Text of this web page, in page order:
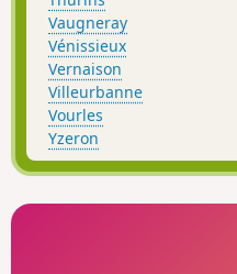
Vaugneray
Vénissieux
Vernaison
Villeurbanne
Vourles
Yzeron